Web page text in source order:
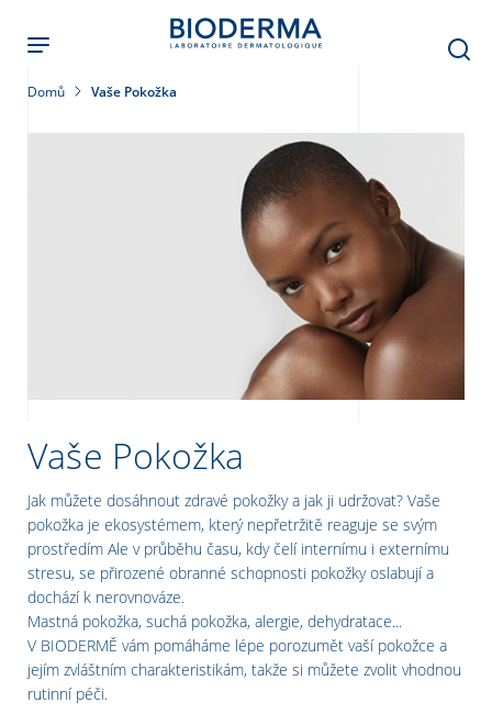
hlavnímu
obsahu
Domů Vaše Pokožka
Vaše Pokožka
Jak můžete dosáhnout zdravé pokožky a jak ji udržovat? Vaše
pokožka je ekosystémem, který nepřetržitě reaguje se svým
prostředím Ale v průběhu času, kdy čelí internímu i externímu
stresu, se přirozené obranné schopnosti pokožky oslabují a
dochází k nerovnováze.
Mastná pokožka, suchá pokožka, alergie, dehydratace...
V BIODERMĚ vám pomáháme lépe porozumět vaší pokožce a
jejím zvláštním charakteristikám, takže si můžete zvolit vhodnou
rutinní péči.